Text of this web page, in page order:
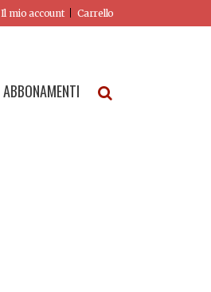
Il mio account Carrello
ABBONAMENTI